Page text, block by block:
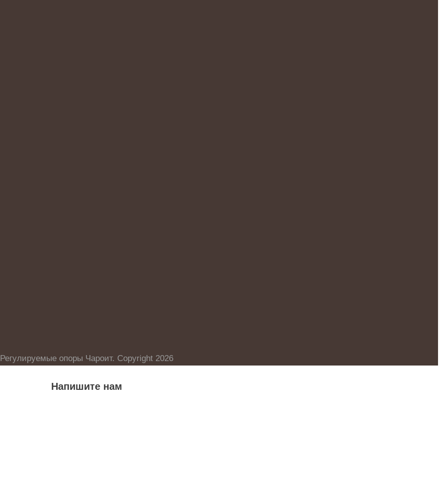
Регулируемые опоры Чароит. Copyright 2026
Напишите нам